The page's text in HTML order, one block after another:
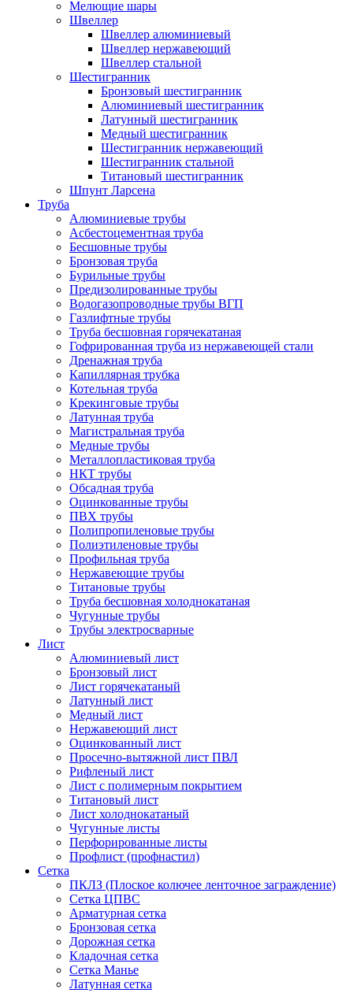
Мелющие шары
Швеллер
Швеллер алюминиевый
Швеллер нержавеющий
Швеллер стальной
Шестигранник
Бронзовый шестигранник
Алюминиевый шестигранник
Латунный шестигранник
Медный шестигранник
Шестигранник нержавеющий
Шестигранник стальной
Титановый шестигранник
Шпунт Ларсена
Труба
Алюминиевые трубы
Асбестоцементная труба
Бесшовные трубы
Бронзовая труба
Бурильные трубы
Предизолированные трубы
Водогазопроводные трубы ВГП
Газлифтные трубы
Труба бесшовная горячекатаная
Гофрированная труба из нержавеющей стали
Дренажная труба
Капиллярная трубка
Котельная труба
Крекинговые трубы
Латунная труба
Магистральная труба
Медные трубы
Металлопластиковая труба
НКТ трубы
Обсадная труба
Оцинкованные трубы
ПВХ трубы
Полипропиленовые трубы
Полиэтиленовые трубы
Профильная труба
Нержавеющие трубы
Титановые трубы
Труба бесшовная холоднокатаная
Чугунные трубы
Трубы электросварные
Лист
Алюминиевый лист
Бронзовый лист
Лист горячекатаный
Латунный лист
Медный лист
Нержавеющий лист
Оцинкованный лист
Просечно-вытяжной лист ПВЛ
Рифленый лист
Лист с полимерным покрытием
Титановый лист
Лист холоднокатаный
Чугунные листы
Перфорированные листы
Профлист (профнастил)
Сетка
ПКЛЗ (Плоское колючее ленточное заграждение)
Сетка ЦПВС
Арматурная сетка
Бронзовая сетка
Дорожная сетка
Кладочная сетка
Сетка Манье
Латунная сетка